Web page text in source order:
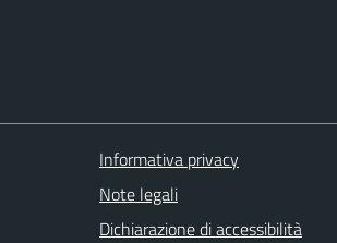
Informativa privacy
Note legali
Dichiarazione di accessibilità